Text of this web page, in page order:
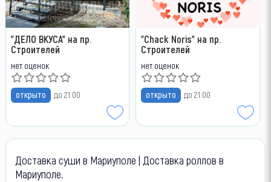
"ДЕЛО ВКУСА" на пр.
Строителей
нет оценок
открыто до 21:00
"Chack Noris" на пр.
Строителей
нет оценок
открыто до 21:00
Доставка суши в Мариуполе | Доставка роллов в
Мариуполе.